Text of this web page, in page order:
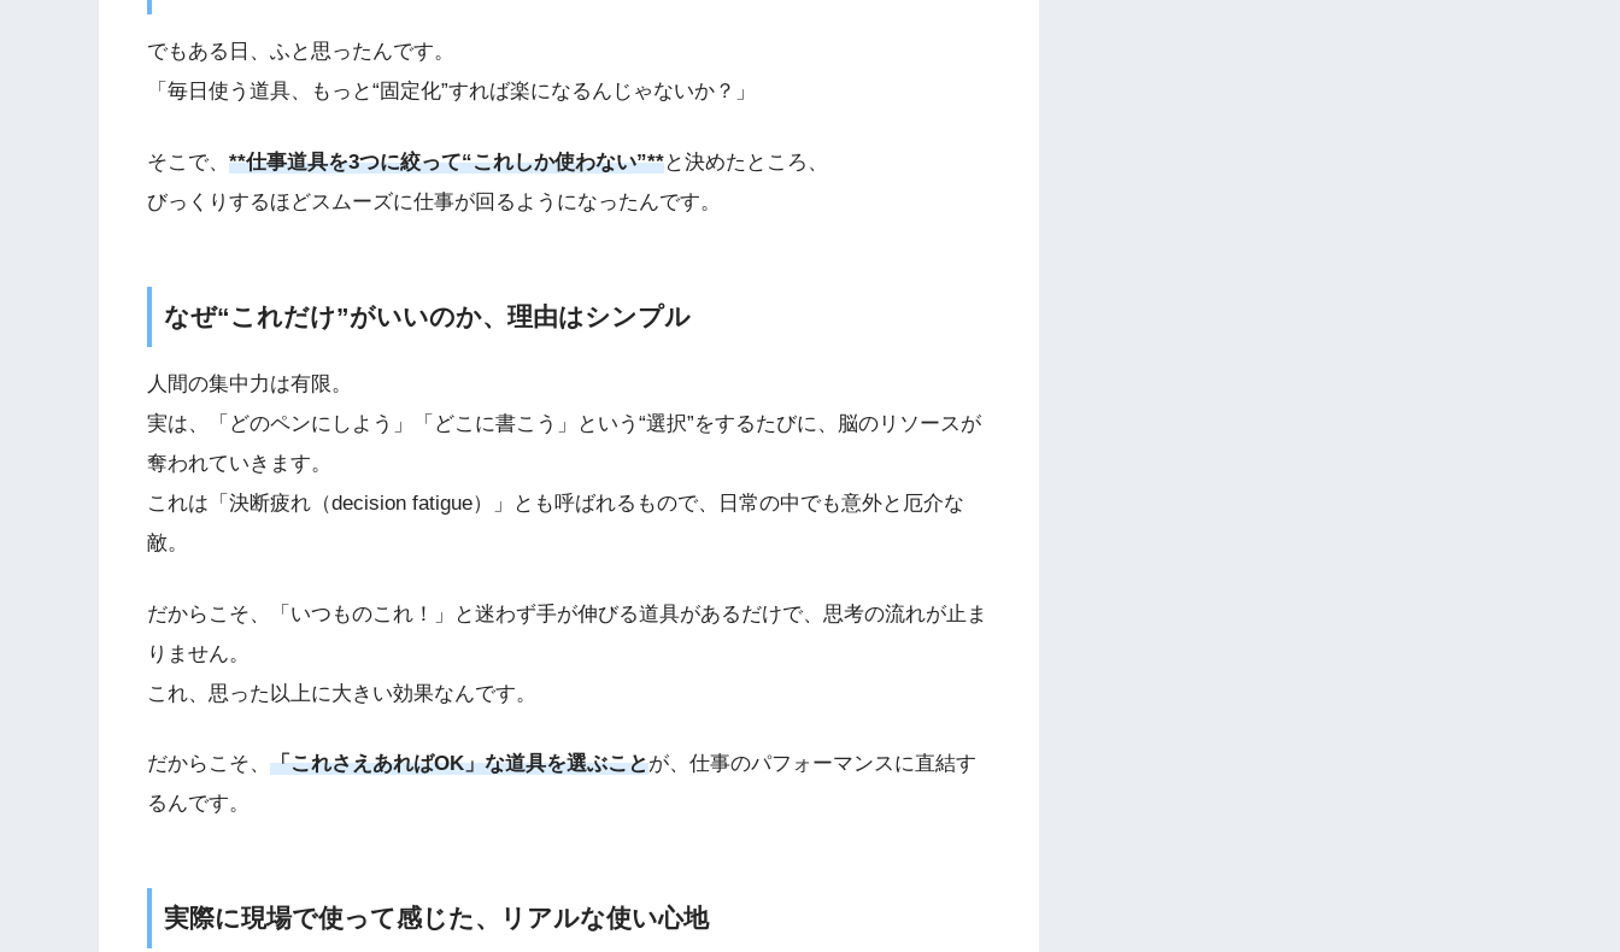
でもある日、ふと思ったんです。
「毎日使う道具、もっと“固定化”すれば楽になるんじゃないか？」
そこで、 **仕事道具を3つに絞って“これしか使わない”**と決めたところ、
びっくりするほどスムーズに仕事が回るようになったんです。
なぜ“これだけ”がいいのか、理由はシンプル
人間の集中力は有限。
実は、「どのペンにしよう」「どこに書こう」という“選択”をするたびに、脳のリソースが
奪われていきます。
これは「決断疲れ（decision fatigue）」とも呼ばれるもので、日常の中でも意外と厄介な
敵。
だからこそ、「いつものこれ！」と迷わず手が伸びる道具があるだけで、思考の流れが止ま
りません。
これ、思った以上に大きい効果なんです。
だからこそ、 「これさえあればOK」な道具を選ぶことが、仕事のパフォーマンスに直結す
るんです。
実際に現場で使って感じた、リアルな使い心地